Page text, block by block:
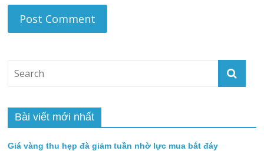
Bài viết mới nhất
Giá vàng thu hẹp đà giảm tuần nhờ lực mua bắt đáy